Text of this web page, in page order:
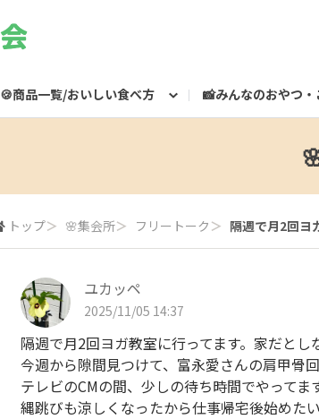
🍪商品一覧/おいしい食べ方 📸みんなのおやつ
トップ＞ 🌸集会所＞ フリートーク ＞ 隔週で月2回ヨ
ユカッペ
2025/11/05 14:37
隔週で月2回ヨガ教室に行ってます。家だとし
今週から隙間見つけて、富永愛さんの肩甲骨
テレビのCMの間、少しの待ち時間でやってま
縄跳びも涼しくなったから仕事帰宅後始めた